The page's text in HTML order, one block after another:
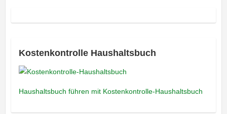
Kostenkontrolle Haushaltsbuch
Haushaltsbuch führen mit Kostenkontrolle-Haushaltsbuch